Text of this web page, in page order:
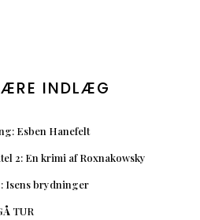
INDLÆG
Esben Hanefelt
2: En krimi af Roxnakowsky
Isens brydninger
TUR